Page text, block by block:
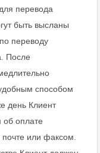
перевода
быть высланы
переводу
После
способом
день Клиент
об оплате
или факсом.